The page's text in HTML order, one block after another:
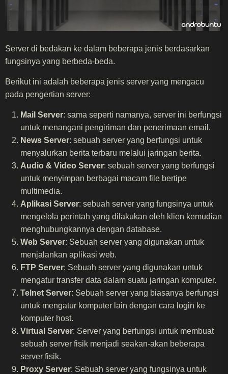
Server di bedakan ke dalam beberapa jenis berdasarkan
fungsinya yang berbeda-beda.
Berikut ini adalah beberapa jenis server yang mengacu
pada pengertian server:
Mail Server: sama seperti namanya, server ini berfungsi
untuk menangani pengiriman dan penerimaan email.
News Server: sebuah server yang berfungsi untuk
menyalurkan berita terbaru melalui jaringan berita.
Audio & Video Server: sebuah server yang berfungsi
untuk menyimpan berbagai macam file bertipe
multimedia.
Aplikasi Server: sebuah server yang fungsinya untuk
mengelola perintah yang dilakukan oleh klien kemudian
menghubungkannya dengan database.
Web Server: Sebuah server yang digunakan untuk
menjalankan aplikasi web.
FTP Server: Sebuah server yang digunakan untuk
mengatur transfer data dalam suatu jaringan komputer.
Telnet Server: Sebuah server yang biasanya berfungsi
untuk mengatur komputer lain dengan cara login ke
komputer host.
Virtual Server: Server yang berfungsi untuk membuat
sebuah server fisik menjadi seakan-akan beberapa
server fisik.
Proxy Server: Sebuah server yang fungsinya untuk